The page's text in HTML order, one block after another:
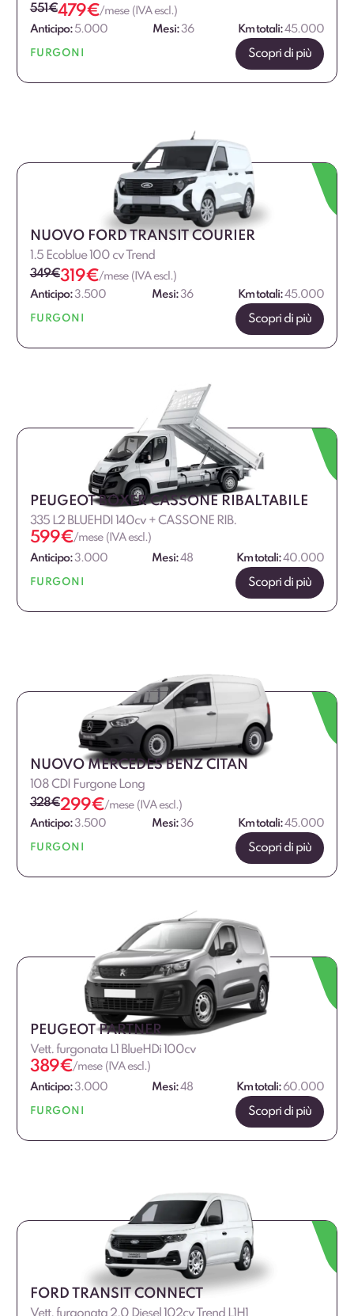
551€479€/mese (IVA escl.)
Anticipo:5.000 Mesi:36 Km totali:45.000
FURGONI Scopri di più
NUOVO FORD TRANSIT COURIER
1.5 Ecoblue 100 cv Trend
349€319€/mese (IVA escl.)
Anticipo:3.500 Mesi:36 Km totali:45.000
FURGONI Scopri di più
PEUGEOT BOXER CASSONE RIBALTABILE
335 L2 BLUEHDI 140cv + CASSONE RIB.
599€/mese (IVA escl.)
Anticipo:3.000 Mesi:48 Km totali:40.000
FURGONI Scopri di più
NUOVO MERCEDES BENZ CITAN
108 CDI Furgone Long
328€299€/mese (IVA escl.)
Anticipo:3.500 Mesi:36 Km totali:45.000
FURGONI Scopri di più
PEUGEOT PARTNER
Vett. furgonata L1 BlueHDi 100cv
389€/mese (IVA escl.)
Anticipo:3.000 Mesi:48 Km totali: 60.000
FURGONI Scopri di più
FORD TRANSIT CONNECT